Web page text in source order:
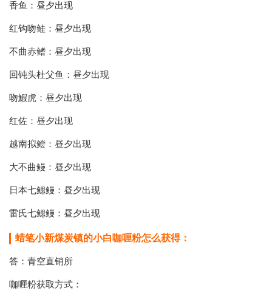
香鱼：昼夕出现
红钩吻鲑：昼夕出现
不曲赤鳍：昼夕出现
回钝头杜父鱼：昼夕出现
吻鰕虎：昼夕出现
红佐：昼夕出现
越南拟鲿：昼夕出现
大不曲鳗：昼夕出现
日本七鳃鳗：昼夕出现
雷氏七鳃鳗：昼夕出现
蜡笔小新煤炭镇的小白咖喱粉怎么获得：
答：青空直销所
咖喱粉获取方式：